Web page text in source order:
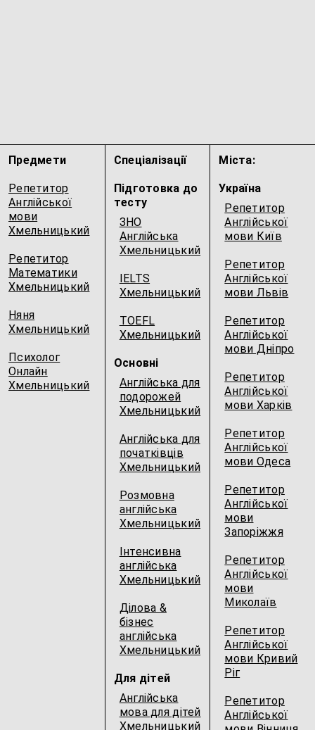
Предмети
Репетитор
Англійської
мови
Хмельницький
Репетитор
Математики
Хмельницький
Няня
Хмельницький
Психолог
Онлайн
Хмельницький
Спеціалізації
Підготовка до
тесту
ЗНО
Англійська
Хмельницький
IELTS
Хмельницький
TOEFL
Хмельницький
Основні
Англійська для
подорожей
Хмельницький
Англійська для
початківців
Хмельницький
Розмовна
англійська
Хмельницький
Інтенсивна
англійська
Хмельницький
Ділова &
бізнес
англійська
Хмельницький
Для дітей
Англійська
мова для дітей
Хмельницький
Міста:
Україна
Репетитор
Англійської
мови Київ
Репетитор
Англійської
мови Львів
Репетитор
Англійської
мови Дніпро
Репетитор
Англійської
мови Харків
Репетитор
Англійської
мови Одеса
Репетитор
Англійської
мови
Запоріжжя
Репетитор
Англійської
мови
Миколаїв
Репетитор
Англійської
мови Кривий
Ріг
Репетитор
Англійської